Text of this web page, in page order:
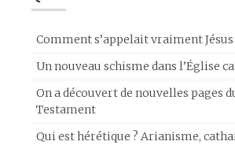
Comment s’appelait vraiment Jésus
Un nouveau schisme dans l’Église
On a découvert de nouvelles pages
Testament
Qui est hérétique ? Arianisme,